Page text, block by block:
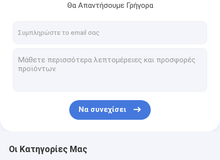
Θα Απαντήσουμε Γρήγορα
Να συνεχίσει
Οι Κατηγορίες Μας